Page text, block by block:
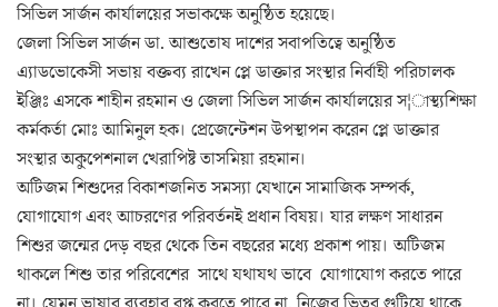
সিভিল সার্জন কার্যালয়ের সভাকক্ষে অনুষ্ঠিত হয়েছে।
জেলা সিভিল সার্জন ডা. আশুতোষ দাশের সবাপতিত্বে অনুষ্ঠিত
এ্যাডভোকেসী সভায় বক্তব্য রাখেন প্লে ডাক্তার সংস্থার নির্বাহী পরিচালক
ইঞ্জিঃ এসকে শাহীন রহমান ও জেলা সিভিল সার্জন কার্যালয়ের স¦াস্থ্যশিক্ষা
কর্মকর্তা মোঃ আমিনুল হক। প্রেজেন্টেশন উপস্থাপন করেন প্লে ডাক্তার
সংস্থার অকুপেশনাল খেরাপিষ্ট তাসমিয়া রহমান।
অটিজম শিশুদের বিকাশজনিত সমস্যা যেখানে সামাজিক সম্পর্ক,
যোগাযোগ এবং আচরণের পরিবর্তনই প্রধান বিষয়। যার লক্ষণ সাধারন
শিশুর জন্মের দেড় বছর থেকে তিন বছরের মধ্যে প্রকাশ পায়। অটিজম
থাকলে শিশু তার পরিবেশের সাথে যথাযথ ভাবে যোগাযোগ করতে পারে